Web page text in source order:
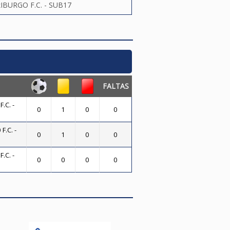
F.C. - SUB17
FALTAS
-
0 1 0 0
-
0 1 0 0
-
0 0 0 0